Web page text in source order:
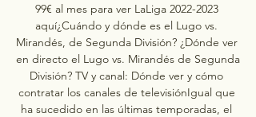
99€ al mes para ver LaLiga 2022-2023
aquí¿Cuándo y dónde es el Lugo vs.
Mirandés, de Segunda División? ¿Dónde ver
en directo el Lugo vs. Mirandés de Segunda
División? TV y canal: Dónde ver y cómo
contratar los canales de televisiónIgual que
ha sucedido en las últimas temporadas, el